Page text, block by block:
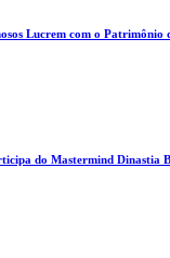
Lucrem com o Patrimônio
do Mastermind Dinastia